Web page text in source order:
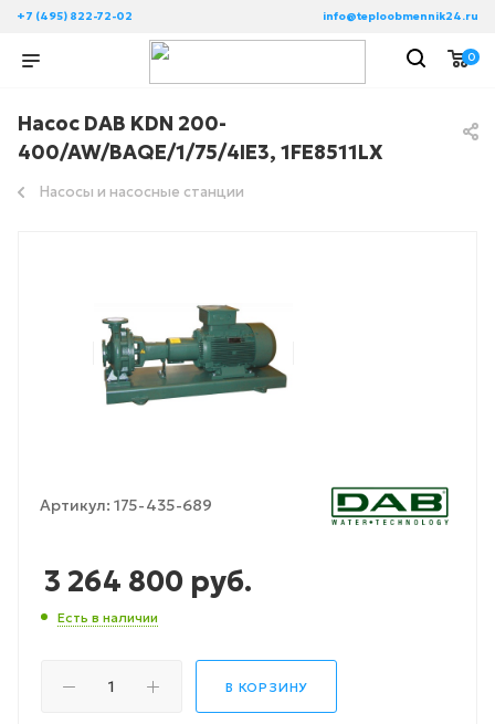
+7 (495) 822-72-02 info@teploobmennik24.ru
0
Насос DAB KDN 200-
400/AW/BAQE/1/75/4IE3, 1FE8511LX
Насосы и насосные станции
Артикул: 175-435-689
3 264 800 руб.
Есть в наличии
В КОРЗИНУ